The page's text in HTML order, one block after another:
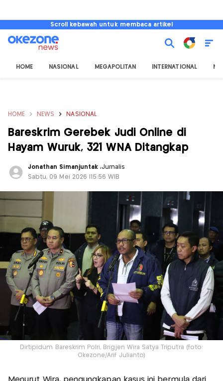
Scroll kebawah untuk membaca artikel
HOME NASIONAL MEGAPOLITAN INTERNATIONAL
HOME NEWS NASIONAL
Bareskrim Gerebek Judi Online di
Hayam Wuruk, 321 WNA Ditangkap
Jonathan Simanjuntak,Jurnalis
Sabtu, 09 Mei 2026 |15:56 WIB
Dirtipidum Bareskrim Polri, Brigjen Wira Satya Triputra (foto:
Okezone/Arif Julianto)